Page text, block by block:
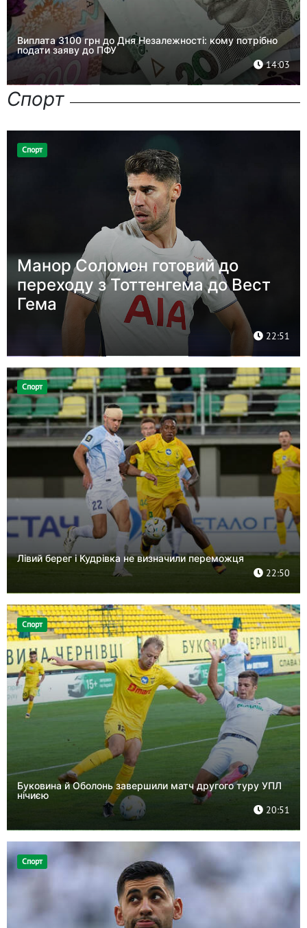
Виплата 3100 грн до Дня Незалежності: кому потрібно
подати заяву до ПФУ
14:03
Спорт
Спорт
Манор Соломон готовий до
переходу з Тоттенгема до Вест
Гема
22:51
Спорт
Лівий берег і Кудрівка не визначили переможця
22:50
Спорт
Буковина й Оболонь завершили матч другого туру УПЛ
нічиєю
20:51
Спорт